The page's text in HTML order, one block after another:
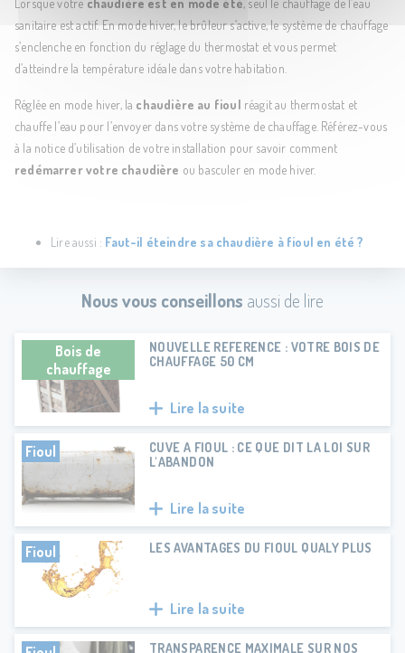
Lorsque votre chaudière est en mode été, seul le chauffage de l’eau
sanitaire est actif. En mode hiver, le brûleur s’active, le système de chauffage
s’enclenche en fonction du réglage du thermostat et vous permet
d’atteindre la température idéale dans votre habitation.
Réglée en mode hiver, la chaudière au fioul réagit au thermostat et
chauffe l’eau pour l’envoyer dans votre système de chauffage. Référez-vous
à la notice d’utilisation de votre installation pour savoir comment
redémarrer votre chaudière ou basculer en mode hiver.
Lire aussi : Faut-il éteindre sa chaudière à fioul en été ?
Nous vous conseillons aussi de lire
Bois de
chauffage
NOUVELLE REFERENCE : VOTRE BOIS DE
CHAUFFAGE 50 CM
Lire la suite
Fioul
CUVE A FIOUL : CE QUE DIT LA LOI SUR
L'ABANDON
Lire la suite
Fioul LES AVANTAGES DU FIOUL QUALY PLUS
Lire la suite
TRANSPARENCE MAXIMALE SUR NOS